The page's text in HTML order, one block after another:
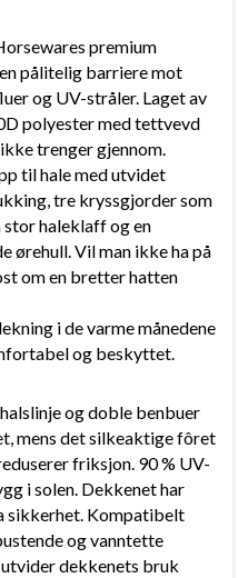
premium
pålitelig barriere mot
og UV-stråler. Laget av
polyester med tettvevd
trenger gjennom.
til hale med utvidet
tre kryssgjorder som
haleklaff og en
ørehull. Vil man ikke ha på
om en bretter hatten
i de varme månedene
og beskyttet.
og doble benbuer
mens det silkeaktige fôret
friksjon. 90 % UV-
i solen. Dekkenet har
sikkerhet. Kompatibelt
og vanntette
dekkenets bruk